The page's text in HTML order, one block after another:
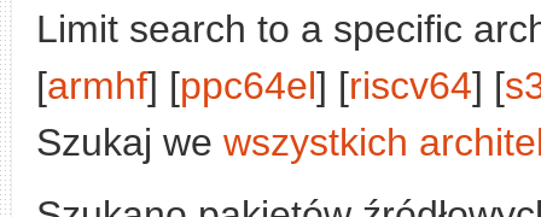
Limit search to a specific
[armhf] [ppc64el] [riscv64] [
Szukaj we wszystkich